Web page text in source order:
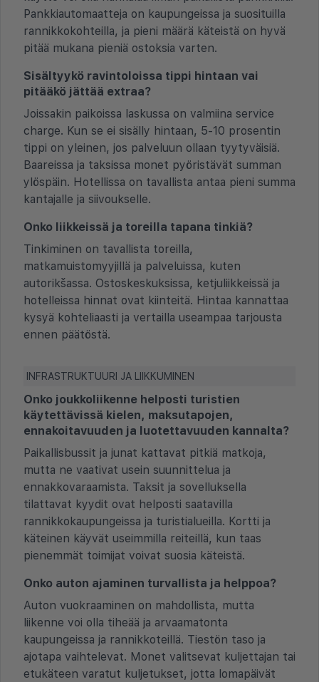
Pankkiautomaatteja on kaupungeissa ja suosituilla
rannikkokohteilla, ja pieni määrä käteistä on hyvä
pitää mukana pieniä ostoksia varten.
Sisältyykö ravintoloissa tippi hintaan vai
pitääkö jättää extraa?
Joissakin paikoissa laskussa on valmiina service
charge. Kun se ei sisälly hintaan, 5-10 prosentin
tippi on yleinen, jos palveluun ollaan tyytyväisiä.
Baareissa ja taksissa monet pyöristävät summan
ylöspäin. Hotellissa on tavallista antaa pieni summa
kantajalle ja siivoukselle.
Onko liikkeissä ja toreilla tapana tinkiä?
Tinkiminen on tavallista toreilla,
matkamuistomyyjillä ja palveluissa, kuten
autorikšassa. Ostoskeskuksissa, ketjuliikkeissä ja
hotelleissa hinnat ovat kiinteitä. Hintaa kannattaa
kysyä kohteliaasti ja vertailla useampaa tarjousta
ennen päätöstä.
INFRASTRUKTUURI JA LIIKKUMINEN
Onko joukkoliikenne helposti turistien
käytettävissä kielen, maksutapojen,
ennakoitavuuden ja luotettavuuden kannalta?
Paikallisbussit ja junat kattavat pitkiä matkoja,
mutta ne vaativat usein suunnittelua ja
ennakkovaraamista. Taksit ja sovelluksella
tilattavat kyydit ovat helposti saatavilla
rannikkokaupungeissa ja turistialueilla. Kortti ja
käteinen käyvät useimmilla reiteillä, kun taas
pienemmät toimijat voivat suosia käteistä.
Onko auton ajaminen turvallista ja helppoa?
Auton vuokraaminen on mahdollista, mutta
liikenne voi olla tiheää ja arvaamatonta
kaupungeissa ja rannikkoteillä. Tiestön taso ja
ajotapa vaihtelevat. Monet valitsevat kuljettajan tai
etukäteen varatut kuljetukset, jotta lomapäivät